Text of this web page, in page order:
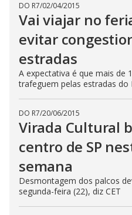
DO R7/02/04/2015
Vai viajar no
evitar
estradas
A expectativa é que mais de
trafeguem pelas estradas do
DO R7/20/06/2015
Virada Cultural
centro de SP
semana
Desmontagem dos palcos
segunda-feira (22), diz CET